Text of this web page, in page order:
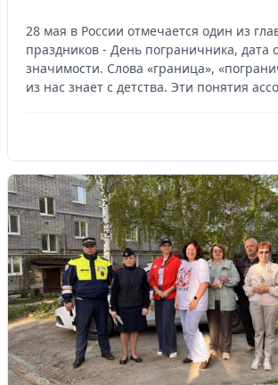
28 мая в России отмечается один из
праздников - День пограничника, дата
значимости. Слова «граница»,
из нас знает с детства. Эти понятия